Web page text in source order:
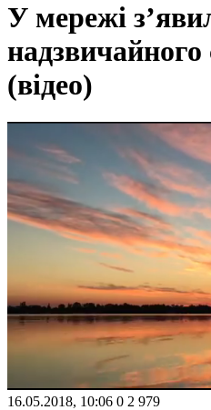
У мережі
надзвичайного
(відео)
16.05.2018, 10:06 0 2 979